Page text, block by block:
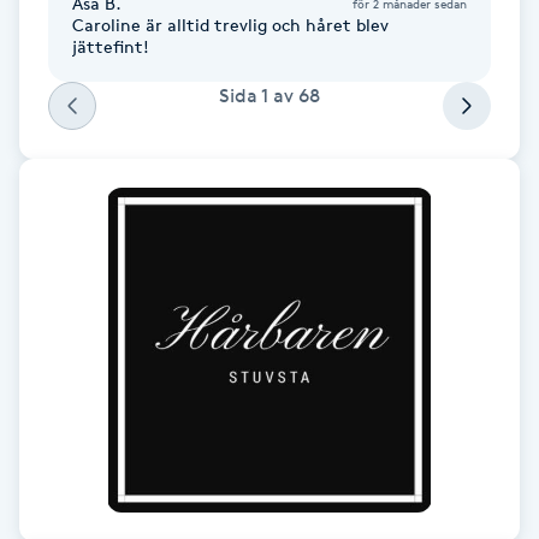
Fotsvamp
Fotvård
Fransar
Fransförlängning Volym
Caroline är alltid trevlig och håret blev
jättefint!
Sida 1 av 68